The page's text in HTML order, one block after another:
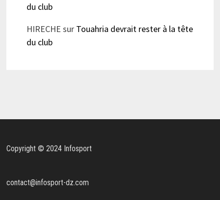
du club
HIRECHE sur Touahria devrait rester à la tête
du club
Copyright © 2024 Infosport
contact@infosport-dz.com